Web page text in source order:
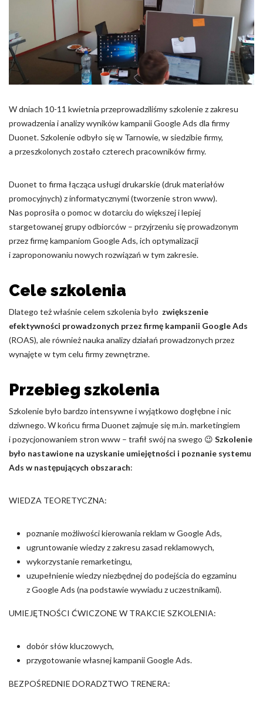
W dniach 10-11 kwietnia przeprowadziliśmy szkolenie z zakresu
prowadzenia i analizy wyników kampanii Google Ads dla firmy
Duonet. Szkolenie odbyło się w Tarnowie, w siedzibie firmy,
a przeszkolonych zostało czterech pracowników firmy.
Duonet to firma łącząca usługi drukarskie (druk materiałów
promocyjnych) z informatycznymi (tworzenie stron www).
Nas poprosiła o pomoc w dotarciu do większej i lepiej
stargetowanej grupy odbiorców – przyjrzeniu się prowadzonym
przez firmę kampaniom Google Ads, ich optymalizacji
i zaproponowaniu nowych rozwiązań w tym zakresie.
Cele szkolenia
Dlatego też właśnie celem szkolenia było zwiększenie
efektywności prowadzonych przez firmę kampanii Google Ads
(ROAS), ale również nauka analizy działań prowadzonych przez
wynajęte w tym celu firmy zewnętrzne.
Przebieg szkolenia
Szkolenie było bardzo intensywne i wyjątkowo dogłębne i nic
dziwnego. W końcu firma Duonet zajmuje się m.in. marketingiem
i pozycjonowaniem stron www – trafił swój na swego 😉 Szkolenie
było nastawione na uzyskanie umiejętności i poznanie systemu
Ads w następujących obszarach:
WIEDZA TEORETYCZNA:
poznanie możliwości kierowania reklam w Google Ads,
ugruntowanie wiedzy z zakresu zasad reklamowych,
wykorzystanie remarketingu,
uzupełnienie wiedzy niezbędnej do podejścia do egzaminu
z Google Ads (na podstawie wywiadu z uczestnikami).
UMIEJĘTNOŚCI ĆWICZONE W TRAKCIE SZKOLENIA:
dobór słów kluczowych,
przygotowanie własnej kampanii Google Ads.
BEZPOŚREDNIE DORADZTWO TRENERA:
zapamiętanie informacji, które zmieniają wygląd lub
funkcjonowanie strony, np. preferowany język lub region, w
którym znajduje się użytkownik.
Statystyka
zachowują się na stronie, gromadząc i zgłaszając anonimowe
informacje.
Marketing
Marketingowe pliki cookie stosowane są w celu śledzenia
użytkowników na stronach internetowych. Celem jest
wyświetlanie reklam, które są istotne i interesujące dla
poszczególnych użytkowników i tym samym bardziej cenne dla
wydawców i reklamodawców strony trzeciej.
Nieklasyfikowane
klasyfikowania, wraz z dostawcami poszczególnych ciasteczek.
Odrzuć
Zapisz moje preferencje